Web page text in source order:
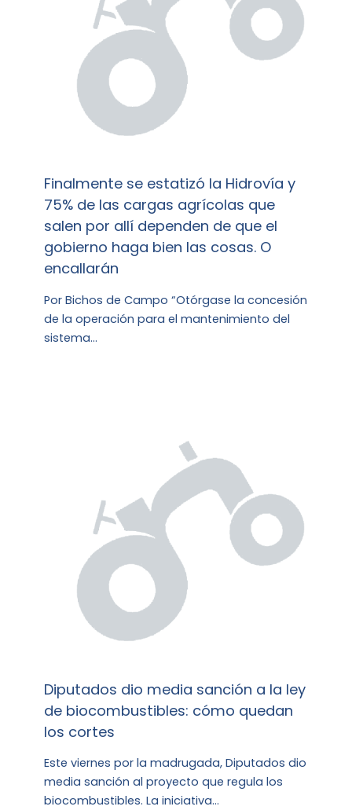
Finalmente se estatizó la Hidrovía y
75% de las cargas agrícolas que
salen por allí dependen de que el
gobierno haga bien las cosas. O
encallarán
Por Bichos de Campo “Otórgase la concesión
de la operación para el mantenimiento del
sistema…
Diputados dio media sanción a la ley
de biocombustibles: cómo quedan
los cortes
Este viernes por la madrugada, Diputados dio
media sanción al proyecto que regula los
biocombustibles. La iniciativa…